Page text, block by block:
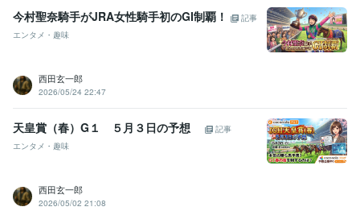
今村聖奈騎手がJRA女性騎手初のGI制覇！
記事
エンタメ・趣味
西田玄一郎
2026/05/24 22:47
天皇賞（春）G１ ５月３日の予想
記事
エンタメ・趣味
西田玄一郎
2026/05/02 21:08